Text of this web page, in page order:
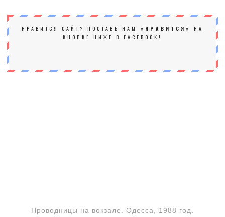
НРАВИТСЯ САЙТ? ПОСТАВЬ НАМ «НРАВИТСЯ»
НА
КНОПКЕ НИЖЕ В FACEBOOK!
Проводницы на вокзале. Одесса, 1988 год.